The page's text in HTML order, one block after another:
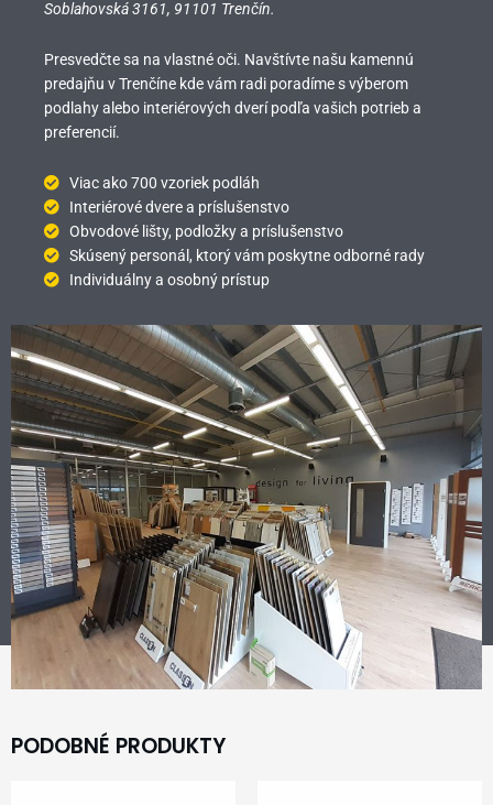
Soblahovská 3161, 91101 Trenčín.
Presvedčte sa na vlastné oči. Navštívte našu kamennú
predajňu v Trenčíne kde vám radi poradíme s výberom
podlahy alebo interiérových dverí podľa vašich potrieb a
preferencií.
Viac ako 700 vzoriek podláh
Interiérové dvere a príslušenstvo
Obvodové lišty, podložky a príslušenstvo
Skúsený personál, ktorý vám poskytne odborné rady
Individuálny a osobný prístup
PODOBNÉ PRODUKTY